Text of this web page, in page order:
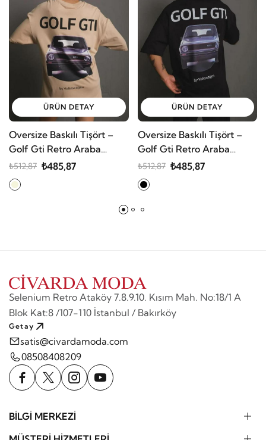
ÜRÜN DETAY
Oversize Baskılı Tişört –
Golf Gti Retro Araba
Desenli, Ön
₺512,87 ₺485,87
ÜRÜN DETAY
Oversize Baskılı Tişört –
Golf Gti Retro Araba
Desenli, Ön
₺512,87 ₺485,87
Selenium Retro Ataköy 7.8.9.10. Kısım Mah. No:18/1 A
Blok Kat:8 /107-110 İstanbul / Bakırköy
Getay
satis@civardamoda.com
08508408209
BİLGİ MERKEZİ